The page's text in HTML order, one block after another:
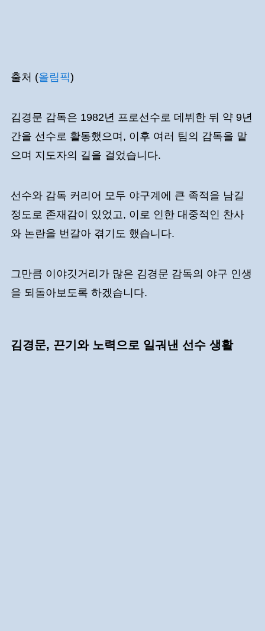
출처 (올림픽)
김경문 감독은 1982년 프로선수로 데뷔한 뒤 약 9년
간을 선수로 활동했으며, 이후 여러 팀의 감독을 맡
으며 지도자의 길을 걸었습니다.
선수와 감독 커리어 모두 야구계에 큰 족적을 남길
정도로 존재감이 있었고, 이로 인한 대중적인 찬사
와 논란을 번갈아 겪기도 했습니다.
그만큼 이야깃거리가 많은 김경문 감독의 야구 인생
을 되돌아보도록 하겠습니다.
김경문, 끈기와 노력으로 일궈낸 선수 생활